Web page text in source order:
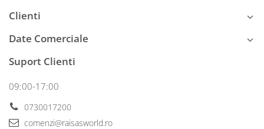
Clienti
Date Comerciale
Suport Clienti
09:00-17:00
0730017200
comenzi@raisasworld.ro